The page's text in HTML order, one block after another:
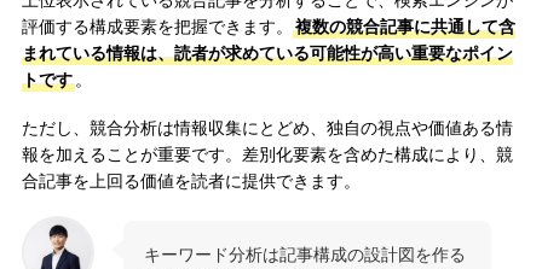
評価する構成要素を把握できます。
複数の競合記事に共通して含
まれている情報は、読者が求めている可能性が高い重要なポイン
トです。
ただし、競合分析は情報収集にとどめ、独自の視点や価値ある情
報を加えることが重要です。差別化要素を含めた構成により、競
合記事を上回る価値を読者に提供できます。
キーワード分析は記事構成の設計図を作る